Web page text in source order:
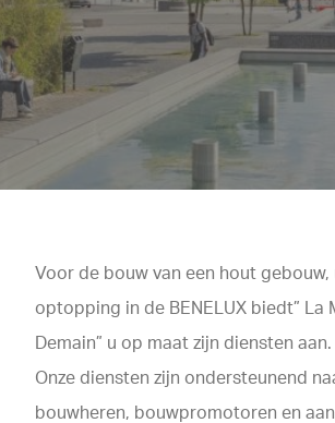
Voor de bouw van een hout
optopping in de BENELUX biedt” La
Demain” u op maat zijn diensten aan.
Onze diensten zijn ondersteunend
bouwheren, bouwpromotoren en